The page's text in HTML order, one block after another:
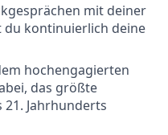
mit deiner
kontinuierlich deine
hochengagierten
das größte
Jahrhunderts